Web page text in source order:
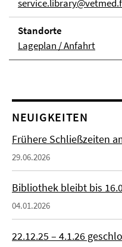
Stand­orte
Lageplan / Anfahrt
NEUIGKEITEN
Frühere Schließzeiten
29.06.2026
Bibliothek bleibt bis
04.01.2026
22.12.25 – 4.1.26